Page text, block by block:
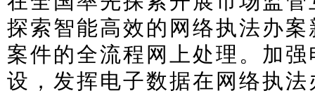
探索智能高效的网络执法办
案件的全流程网上处理。加
设，发挥电子数据在网络执